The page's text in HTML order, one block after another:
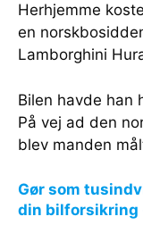
Herhjemme
en
Lamborghini
Bilen havde han
På vej ad den
blev manden
Gør som
din bilforsikring